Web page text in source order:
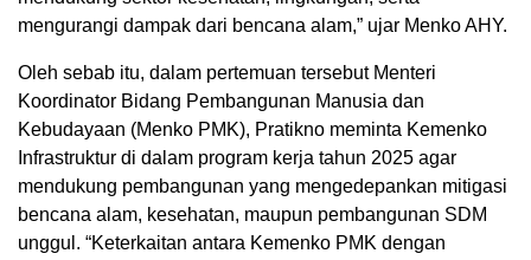
mengurangi dampak dari bencana alam,” ujar Menko AHY.
Oleh sebab itu, dalam pertemuan tersebut Menteri
Koordinator Bidang Pembangunan Manusia dan
Kebudayaan (Menko PMK), Pratikno meminta Kemenko
Infrastruktur di dalam program kerja tahun 2025 agar
mendukung pembangunan yang mengedepankan mitigasi
bencana alam, kesehatan, maupun pembangunan SDM
unggul. “Keterkaitan antara Kemenko PMK dengan